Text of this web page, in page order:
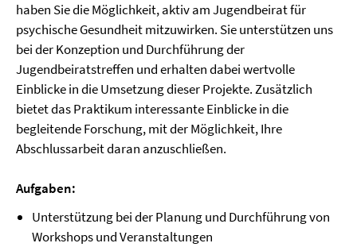
haben Sie die Möglichkeit, aktiv am Jugendbeirat für
psychische Gesundheit mitzuwirken. Sie unterstützen uns
bei der Konzeption und Durchführung der
Jugendbeiratstreffen und erhalten dabei wertvolle
Einblicke in die Umsetzung dieser Projekte. Zusätzlich
bietet das Praktikum interessante Einblicke in die
begleitende Forschung, mit der Möglichkeit, Ihre
Abschlussarbeit daran anzuschließen.
Aufgaben:
Unterstützung bei der Planung und Durchführung von
Workshops und Veranstaltungen